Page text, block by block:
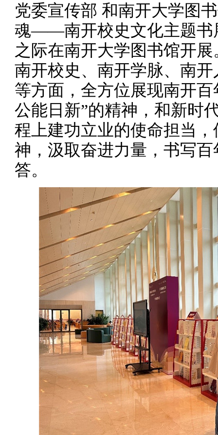
党委宣传部 和南开大学图
魂——南开校史文化主题书
之际在南开大学图书馆开
南开校史、南开学脉、南
等方面，全方位展现南开
公能日新”的精神，和新时
程上建功立业的使命担当
神，汲取奋进力量，书写
答。